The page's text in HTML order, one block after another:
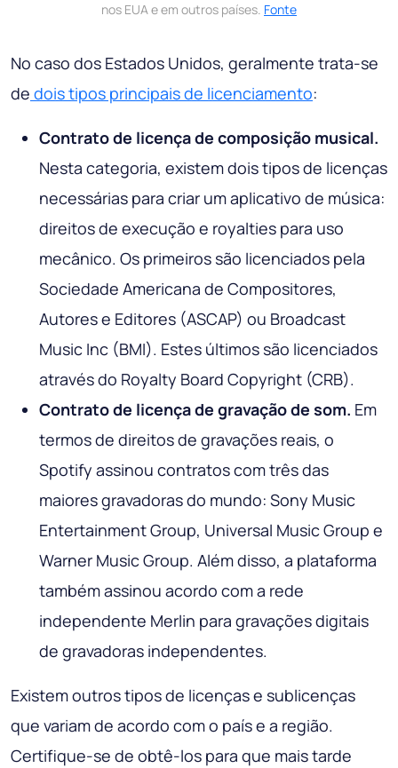
nos EUA e em outros países. Fonte
No caso dos Estados Unidos, geralmente trata-se
de dois tipos principais de licenciamento:
Contrato de licença de composição musical.
Nesta categoria, existem dois tipos de licenças
necessárias para criar um aplicativo de música:
direitos de execução e royalties para uso
mecânico. Os primeiros são licenciados pela
Sociedade Americana de Compositores,
Autores e Editores (ASCAP) ou Broadcast
Music Inc (BMI). Estes últimos são licenciados
através do Royalty Board Copyright (CRB).
Contrato de licença de gravação de som. Em
termos de direitos de gravações reais, o
Spotify assinou contratos com três das
maiores gravadoras do mundo: Sony Music
Entertainment Group, Universal Music Group e
Warner Music Group. Além disso, a plataforma
também assinou acordo com a rede
independente Merlin para gravações digitais
de gravadoras independentes.
Existem outros tipos de licenças e sublicenças
que variam de acordo com o país e a região.
Certifique-se de obtê-los para que mais tarde